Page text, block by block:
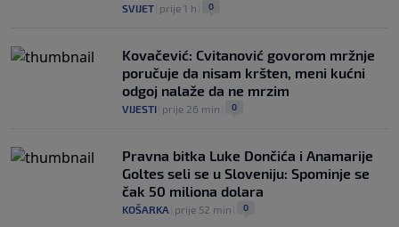
SVIJET prije 1 h 0
Kovačević: Cvitanović govorom mržnje
poručuje da nisam kršten, meni kućni
odgoj nalaže da ne mrzim
VIJESTI prije 26 min 0
Pravna bitka Luke Dončića i Anamarije
Goltes seli se u Sloveniju: Spominje se
čak 50 miliona dolara
KOŠARKA prije 52 min 0